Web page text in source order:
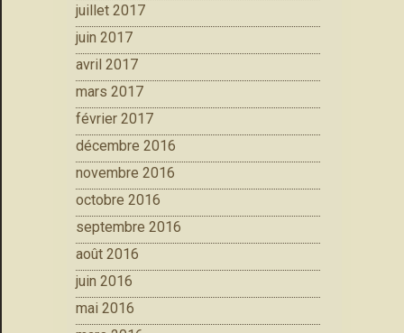
juillet 2017
juin 2017
avril 2017
mars 2017
février 2017
décembre 2016
novembre 2016
octobre 2016
septembre 2016
août 2016
juin 2016
mai 2016